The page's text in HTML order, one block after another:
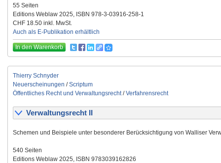
55 Seiten
Editions Weblaw 2025, ISBN 978-3-03916-258-1
CHF 18.50 inkl. MwSt.
Auch als E-Publikation erhältlich
In den Warenkorb
Thierry Schnyder
Neuerscheinungen /Scriptum
Öffentliches Recht und Verwaltungsrecht/Verfahrensrecht
Verwaltungsrecht II
Schemen und Beispiele unter besonderer Berücksichtigung von Walliser
540 Seiten
Editions Weblaw 2025, ISBN 9783039162826